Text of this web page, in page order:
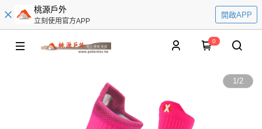
桃源戶外
立刻使用官方APP
開啟APP
0
1/2